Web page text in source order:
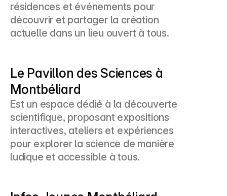
résidences et événements pour
découvrir et partager la création
actuelle dans un lieu ouvert à tous.
Le Pavillon des Sciences à
Montbéliard
Est un espace dédié à la découverte
scientifique, proposant expositions
interactives, ateliers et expériences
pour explorer la science de manière
ludique et accessible à tous.